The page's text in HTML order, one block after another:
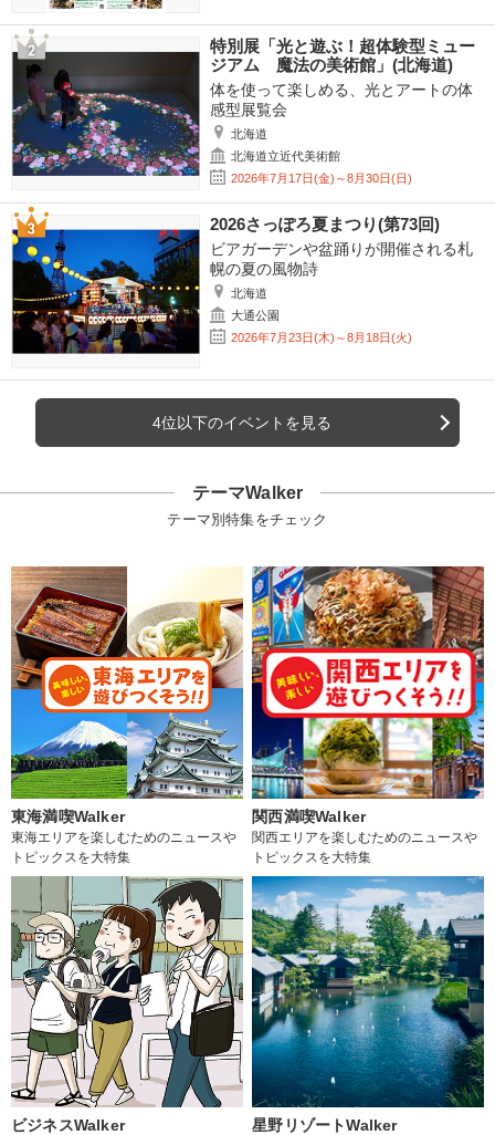
特別展「光と遊ぶ！超体験型ミュー
ジアム 魔法の美術館」(北海道)
体を使って楽しめる、光とアートの体
感型展覧会
北海道
北海道立近代美術館
2026年7月17日(金)～8月30日(日)
2026さっぽろ夏まつり(第73回)
ビアガーデンや盆踊りが開催される札
幌の夏の風物詩
北海道
大通公園
2026年7月23日(木)～8月18日(火)
4位以下のイベントを見る
テーマWalker
テーマ別特集をチェック
東海満喫Walker
東海エリアを楽しむためのニュースや
トピックスを大特集
関西満喫Walker
関西エリアを楽しむためのニュースや
トピックスを大特集
ビジネスWalker 星野リゾートWalker